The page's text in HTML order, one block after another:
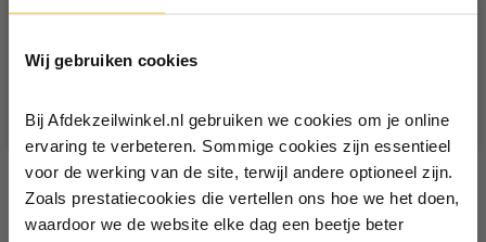
Wij gebruiken cookies
Bij Afdekzeilwinkel.nl gebruiken we cookies om je online
ervaring te verbeteren. Sommige cookies zijn essentieel
voor de werking van de site, terwijl andere optioneel zijn.
Zoals prestatiecookies die vertellen ons hoe we het doen,
waardoor we de website elke dag een beetje beter
Ontvang €5,- korting!
Schrijf je in voor de nieuwsbrief en
Vul je e-mailadres in‍⁪⁪
Particulier Zakelijk